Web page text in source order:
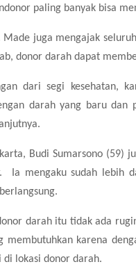
paling banyak bisa
juga mengajak
donor darah dapat
dari segi kesehatan,
darah yang baru
Budi Sumarsono
Ia mengaku sudah lebih
darah itu tidak ada
membutuhkan karena
di lokasi donor darah.